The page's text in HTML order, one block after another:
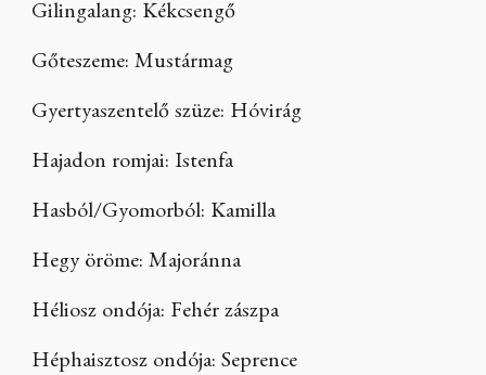
Gilingalang: Kékcsengő
Gőteszeme: Mustármag
Gyertyaszentelő szüze: Hóvirág
Hajadon romjai: Istenfa
Hasból/Gyomorból: Kamilla
Hegy öröme: Majoránna
Héliosz ondója: Fehér zászpa
Héphaisztosz ondója: Seprence